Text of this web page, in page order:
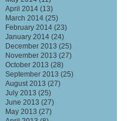
April 2014 (13)
March 2014 (25)
February 2014 (23)
January 2014 (24)
December 2013 (25)
November 2013 (27)
October 2013 (28)
September 2013 (25)
August 2013 (27)
July 2013 (25)
June 2013 (27)
May 2013 (27)